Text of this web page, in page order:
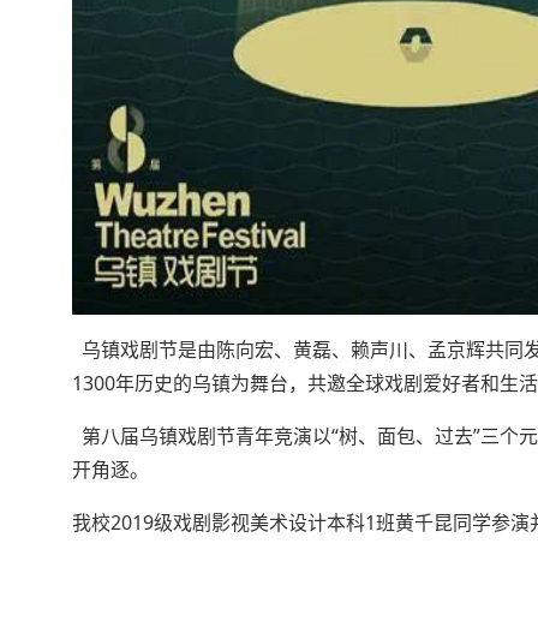
乌镇戏剧节是由陈向宏、黄磊、赖声川、孟京辉共
1300年历史的乌镇为舞台，共邀全球戏剧爱好者和生
第八届乌镇戏剧节青年竞演以“树、面包、过去”三个
开角逐。
我校2019级戏剧影视美术设计本科1班黄千昆同学参